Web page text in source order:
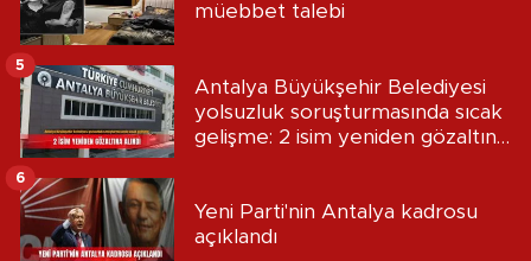
müebbet talebi
Antalya Büyükşehir Belediyesi
yolsuzluk soruşturmasında sıcak
gelişme: 2 isim yeniden gözaltına
5
Yeni Parti'nin Antalya kadrosu
açıklandı
6